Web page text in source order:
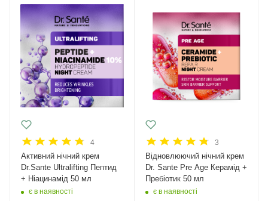
4
Активний нічний крем
Dr.Sante Ultralifting Пептид
+ Ніацинамід 50 мл
є в наявності
3
Відновлюючий нічний крем
Dr. Sante Pre Age Керамід +
Пребіотик 50 мл
є в наявності